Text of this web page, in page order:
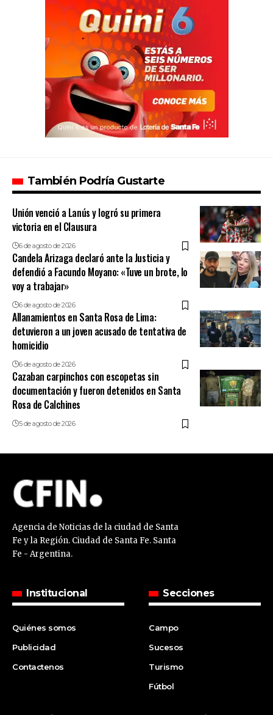
También Podría Gustarte
Unión venció a Lanús y logró su primera
victoria en el Clausura
6 de agosto de 2026
Candela Arizaga declaró ante la Justicia y
defendió a Facundo Moyano: «Tuve un brote, lo
voy a trabajar»
6 de agosto de 2026
Allanamientos en Santa Rosa de Lima:
detuvieron a un joven acusado de tentativa de
homicidio
6 de agosto de 2026
Cazaban carpinchos con escopetas sin
documentación y fueron detenidos en Santa
Rosa de Calchines
5 de agosto de 2026
Agencia de Noticias de la ciudad de Santa
Fe y la Región. Ciudad de Santa Fe. Santa
Fe - Argentina.
Institucional
Quiénes somos
Publicidad
Contactenos
Secciones
Campo
Sucesos
Turismo
Fútbol